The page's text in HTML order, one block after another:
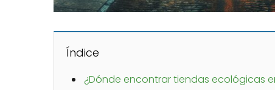
Índice
¿Dónde encontrar tiendas ecológicas